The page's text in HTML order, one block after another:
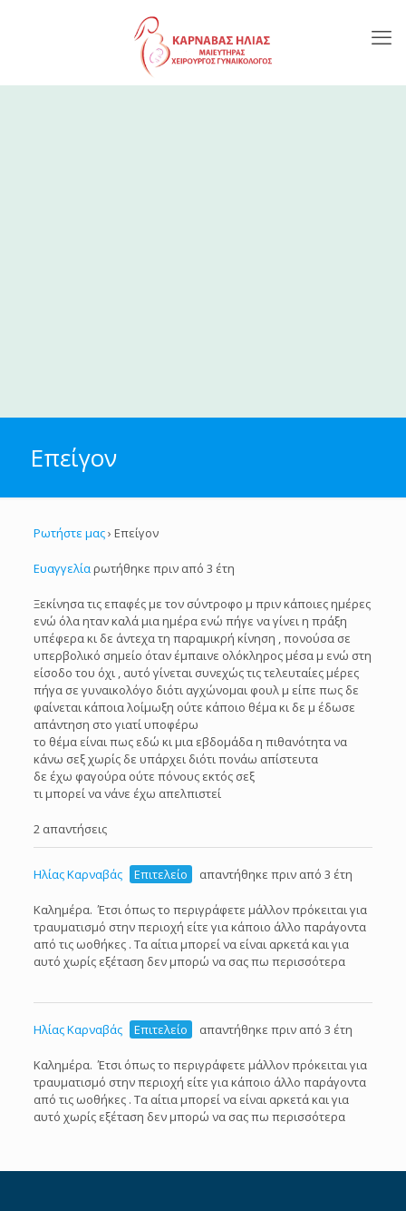
Επείγον
Ρωτήστε μας› Επείγον
Ευαγγελίαρωτήθηκε πριν από 3 έτη
Ξεκίνησα τις επαφές με τον σύντροφο μ πριν κάποιες ημέρες
ενώ όλα ηταν καλά μια ημέρα ενώ πήγε να γίνει η πράξη
υπέφερα κι δε άντεχα τη παραμικρή κίνηση , πονούσα σε
υπερβολικό σημείο όταν έμπαινε ολόκληρος μέσα μ ενώ στη
είσοδο του όχι , αυτό γίνεται συνεχώς τις τελευταίες μέρες
πήγα σε γυναικολόγο διότι αγχώνομαι φουλ μ είπε πως δε
φαίνεται κάποια λοίμωξη ούτε κάποιο θέμα κι δε μ έδωσε
απάντηση στο γιατί υποφέρω
το θέμα είναι πως εδώ κι μια εβδομάδα η πιθανότητα να
κάνω σεξ χωρίς δε υπάρχει διότι πονάω απίστευτα
δε έχω φαγούρα ούτε πόνους εκτός σεξ
τι μπορεί να νάνε έχω απελπιστεί
2 απαντήσεις
Ηλίας Καρναβάς Επιτελείο απαντήθηκε πριν από 3 έτη
Καλημέρα. Έτσι όπως το περιγράφετε μάλλον πρόκειται για
τραυματισμό στην περιοχή είτε για κάποιο άλλο παράγοντα
από τις ωοθήκες . Τα αίτια μπορεί να είναι αρκετά και για
αυτό χωρίς εξέταση δεν μπορώ να σας πω περισσότερα
Ηλίας Καρναβάς Επιτελείο απαντήθηκε πριν από 3 έτη
Καλημέρα. Έτσι όπως το περιγράφετε μάλλον πρόκειται για
τραυματισμό στην περιοχή είτε για κάποιο άλλο παράγοντα
από τις ωοθήκες . Τα αίτια μπορεί να είναι αρκετά και για
αυτό χωρίς εξέταση δεν μπορώ να σας πω περισσότερα